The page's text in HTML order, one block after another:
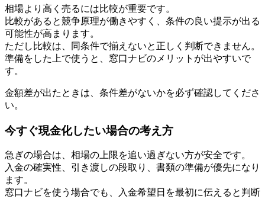
相場より高く売るには比較が重要です。
比較があると競争原理が働きやすく、条件の良い提示が出る
可能性が高まります。
ただし比較は、同条件で揃えないと正しく判断できません。
準備をした上で使うと、窓口ナビのメリットが出やすいで
す。
金額差が出たときは、条件差がないかを必ず確認してくださ
い。
今すぐ現金化したい場合の考え方
急ぎの場合は、相場の上限を追い過ぎない方が安全です。
入金の確実性、引き渡しの段取り、書類の準備が優先になり
ます。
窓口ナビを使う場合でも、入金希望日を最初に伝えると判断